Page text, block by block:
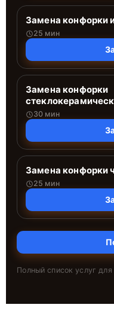
Замена конфорки
25 мин
Замена конфорки
30 мин
Замена конфорки
25 мин
Полный список услуг для